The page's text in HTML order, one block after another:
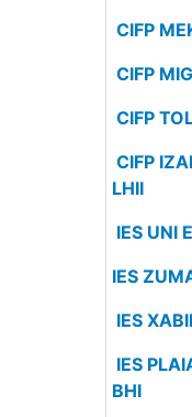
CIFP
CIFP
CIFP
CIFP
LHII
IES UNI
IES
IES
IES
BHI